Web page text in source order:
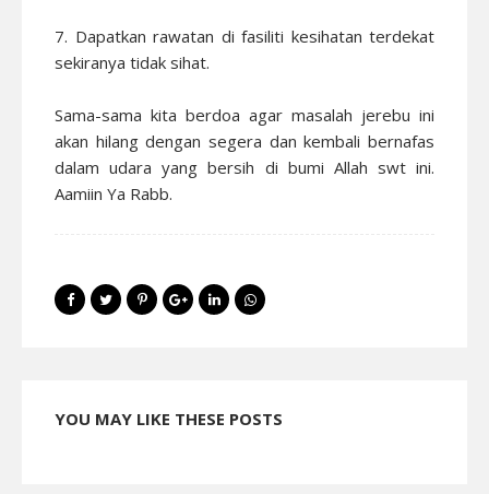
7. Dapatkan rawatan di fasiliti kesihatan terdekat
sekiranya tidak sihat.
Sama-sama kita berdoa agar masalah jerebu ini
akan hilang dengan segera dan kembali bernafas
dalam udara yang bersih di bumi Allah swt ini.
Aamiin Ya Rabb.
YOU MAY LIKE THESE POSTS